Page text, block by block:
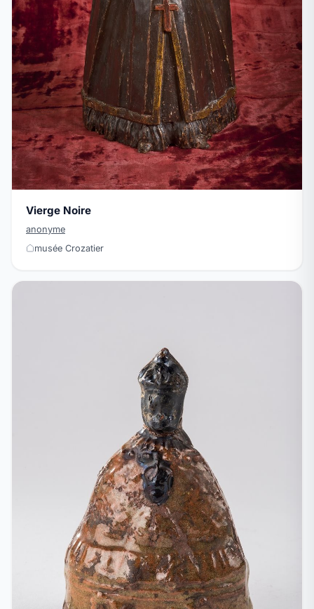
Vierge Noire
anonyme
musée Crozatier